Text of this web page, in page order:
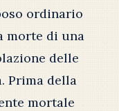
ordinario
morte di una
delle
Prima della
mortale